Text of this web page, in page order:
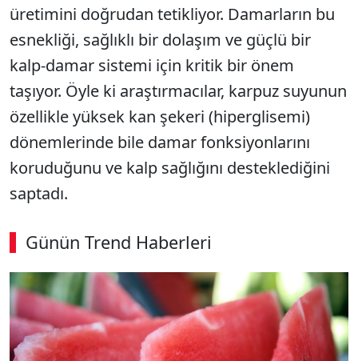
üretimini doğrudan tetikliyor. Damarların bu
esnekliği, sağlıklı bir dolaşım ve güçlü bir
kalp-damar sistemi için kritik bir önem
taşıyor. Öyle ki araştırmacılar, karpuz suyunun
özellikle yüksek kan şekeri (hiperglisemi)
dönemlerinde bile damar fonksiyonlarını
koruduğunu ve kalp sağlığını desteklediğini
saptadı.
Günün Trend Haberleri
00:02 / 08:15
Sesi Aç